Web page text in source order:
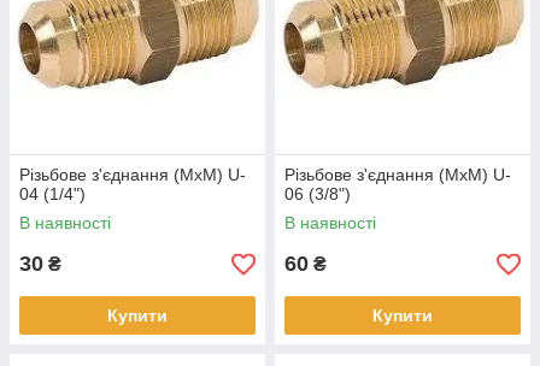
Різьбове з'єднання (МхМ) U-
04 (1/4")
В наявності
30 ₴
Купити
Різьбове з'єднання (МхМ) U-
06 (3/8")
В наявності
60 ₴
Купити